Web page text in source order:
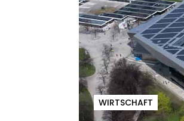
WIRTSCHAFT